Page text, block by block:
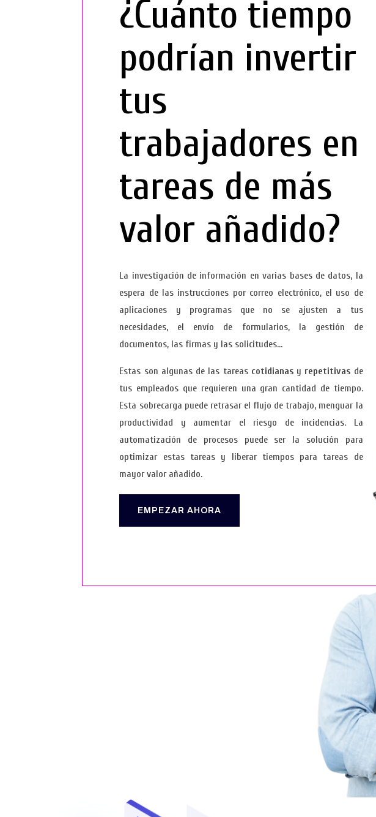
¿Cuánto tiempo
podrían invertir
tus
trabajadores en
tareas de más
valor añadido?
La investigación de información en varias bases de datos, la
espera de las instrucciones por correo electrónico, el uso de
aplicaciones y programas que no se ajusten a tus
necesidades, el envío de formularios, la gestión de
documentos, las firmas y las solicitudes…
Estas son algunas de las tareas cotidianasy repetitivas de
tus empleados que requieren una gran cantidad de tiempo.
Esta sobrecarga puede retrasar el flujo de trabajo, menguar la
productividad y aumentar el riesgo de incidencias. La
automatización de procesos puede ser la solución para
optimizar estas tareas y liberar tiempos para tareas de
mayor valor añadido.
EMPEZAR AHORA